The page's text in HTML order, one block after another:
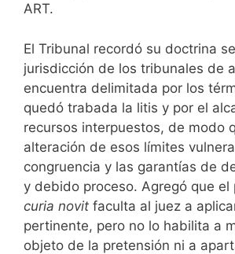
ART.
El Tribunal recordó su doctrina
jurisdicción de los tribunales de
encuentra delimitada por los
quedó trabada la litis y por el
recursos interpuestos, de modo
alteración de esos límites
congruencia y las garantías de
y debido proceso. Agregó que el
curia novit faculta al juez a
pertinente, pero no lo habilita a
objeto de la pretensión ni a